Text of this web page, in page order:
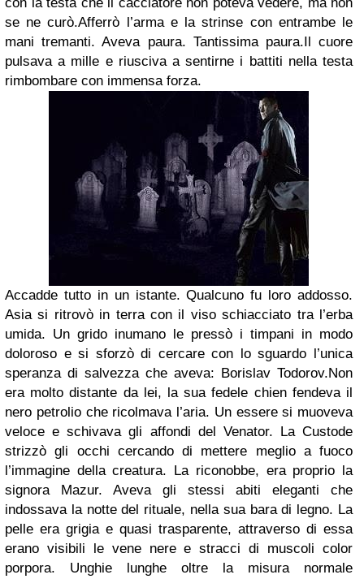
con la testa che il cacciatore non poteva vedere, ma non
se ne curò.Afferrò l’arma e la strinse con entrambe le
mani tremanti. Aveva paura. Tantissima paura.Il cuore
pulsava a mille e riusciva a sentirne i battiti nella testa
rimbombare con immensa forza.
Accadde tutto in un istante. Qualcuno fu loro addosso.
Asia si ritrovò in terra con il viso schiacciato tra l’erba
umida. Un grido inumano le pressò i timpani in modo
doloroso e si sforzò di cercare con lo sguardo l’unica
speranza di salvezza che aveva: Borislav Todorov.Non
era molto distante da lei, la sua fedele chien fendeva il
nero petrolio che ricolmava l’aria. Un essere si muoveva
veloce e schivava gli affondi del Venator. La Custode
strizzò gli occhi cercando di mettere meglio a fuoco
l’immagine della creatura. La riconobbe, era proprio la
signora Mazur. Aveva gli stessi abiti eleganti che
indossava la notte del rituale, nella sua bara di legno. La
pelle era grigia e quasi trasparente, attraverso di essa
erano visibili le vene nere e stracci di muscoli color
porpora. Unghie lunghe oltre la misura normale